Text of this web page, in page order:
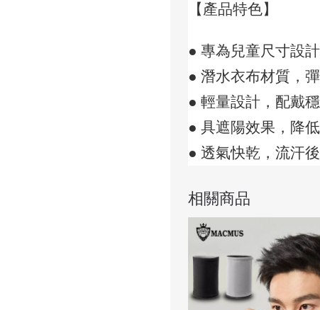
【產品特色】
● 專為兒童尺寸設
● 潛水衣布材質，
● 輕量設計，配戴
● 具遮陽效果，降
● 透氣快乾，流汗
相關商品